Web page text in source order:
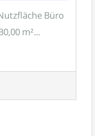
Büro
m²...